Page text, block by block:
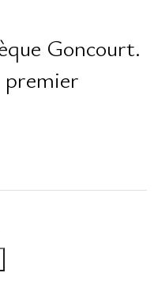
Goncourt.